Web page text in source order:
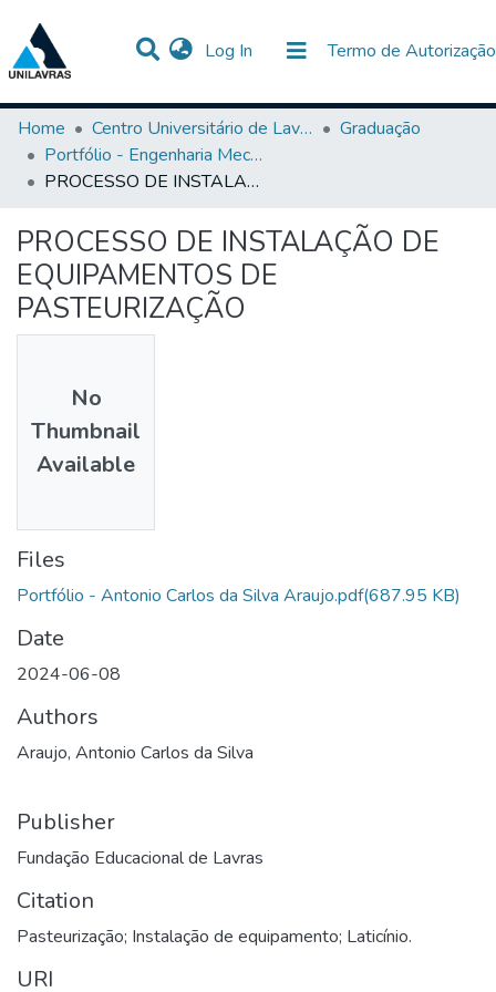
Log In (current) Termo de Autorização
Communities & Collections
Statistics
All of DSpace
Home
Centro Universitário de Lavras-UNILAVRAS
Graduação
Portfólio - Engenharia Mecânica
PROCESSO DE INSTALAÇÃO DE EQUIPAMENTOS DE PASTEURIZAÇÃO
PROCESSO DE INSTALAÇÃO DE
EQUIPAMENTOS DE
PASTEURIZAÇÃO
No
Thumbnail
Available
Files
Portfólio - Antonio Carlos da Silva Araujo.pdf(687.95 KB)
Date
2024-06-08
Authors
Araujo, Antonio Carlos da Silva
Publisher
Fundação Educacional de Lavras
Citation
Pasteurização; Instalação de equipamento; Laticínio.
URI